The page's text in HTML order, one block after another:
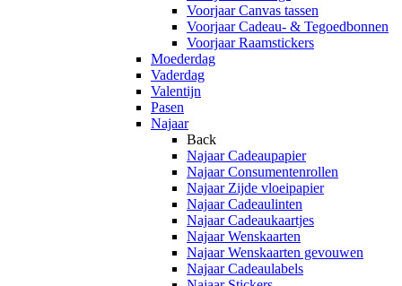
Voorjaar Canvas tassen
Voorjaar Cadeau- & Tegoedbonnen
Voorjaar Raamstickers
Moederdag
Vaderdag
Valentijn
Pasen
Najaar
Back
Najaar Cadeaupapier
Najaar Consumentenrollen
Najaar Zijde vloeipapier
Najaar Cadeaulinten
Najaar Cadeaukaartjes
Najaar Wenskaarten
Najaar Wenskaarten gevouwen
Najaar Cadeaulabels